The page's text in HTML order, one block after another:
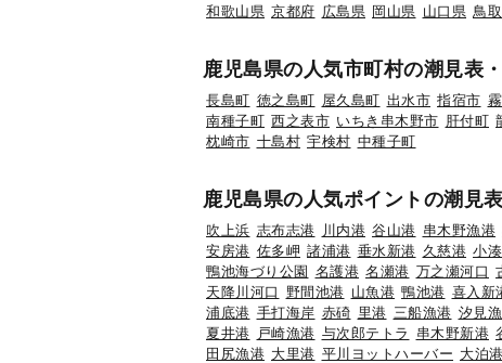
和歌山県 京都府 広島県 岡山県 山口県 鳥
鹿児島県の人気市町村の潮見表
長島町 徳之島町 屋久島町 出水市 指宿市
南種子町 西之表市 いちき串木野市 肝付町
枕崎市 十島村 宇検村 中種子町
鹿児島県の人気ポイントの潮見
吹上浜 志布志港 川内港 谷山港 串木野漁港
安房港 佐多岬 諸浦港 垂水新港 久慈港 小
鴨池海づり公園 名護港 名瀬港 万之瀬河口
天降川河口
野間池港 山魚港 鴨池港 喜入新
浦底港 手打海岸 赤碕 里港 三船漁港 汐見
夏井港 戸崎漁港 与次郎テトラ 串木野新港
田尻漁港 大里港 平川ヨットハーバー 大泊港